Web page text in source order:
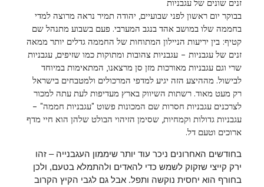
זנים שונים של עגבניות
בבוקר יום ראשון לפני שבועיים, יהודה תמיר נראה מרוצה למדי
בחממה שלו במושב אהד בנגב המערבי. פעם בשבוע מתנהל שם
קטיף: בין יריעות הניילון המתוחות של החממה גדלים יותר ממאה
זנים של עגבניות – עגבניות צהובות ומתוקות כמו שזיפים, עגבניות
שרי וגם עגבניות מאורכות מזן סן מרצאנו, המתאימות במיוחד
לבישול. מההיצע הזה יגיע למדפי המרכולים ולמטבחים בישראל
רק מעט מאוד. רשתות השיווק בארץ מעדיפות לעת עתה למכור
לצרכנים עגבניות חסרות שם המכונות פשוט "עגבניות חממה" –
עגבניות גדולות וקמחיות, שסימן הזיהוי הבולט שלהן הוא חיי מדף
ארוכים וטעם דל.
בחודשים האחרונים ניכר עוד יותר שיממון העגבנייה – זהו
ירק קייצי שזקוק לשמש כדי להאדים ולהתמלא בטעם, ולכן
בחורף הוא יחסית נוקשה ותפל. אבל גם לגבי הקיץ הקרוב